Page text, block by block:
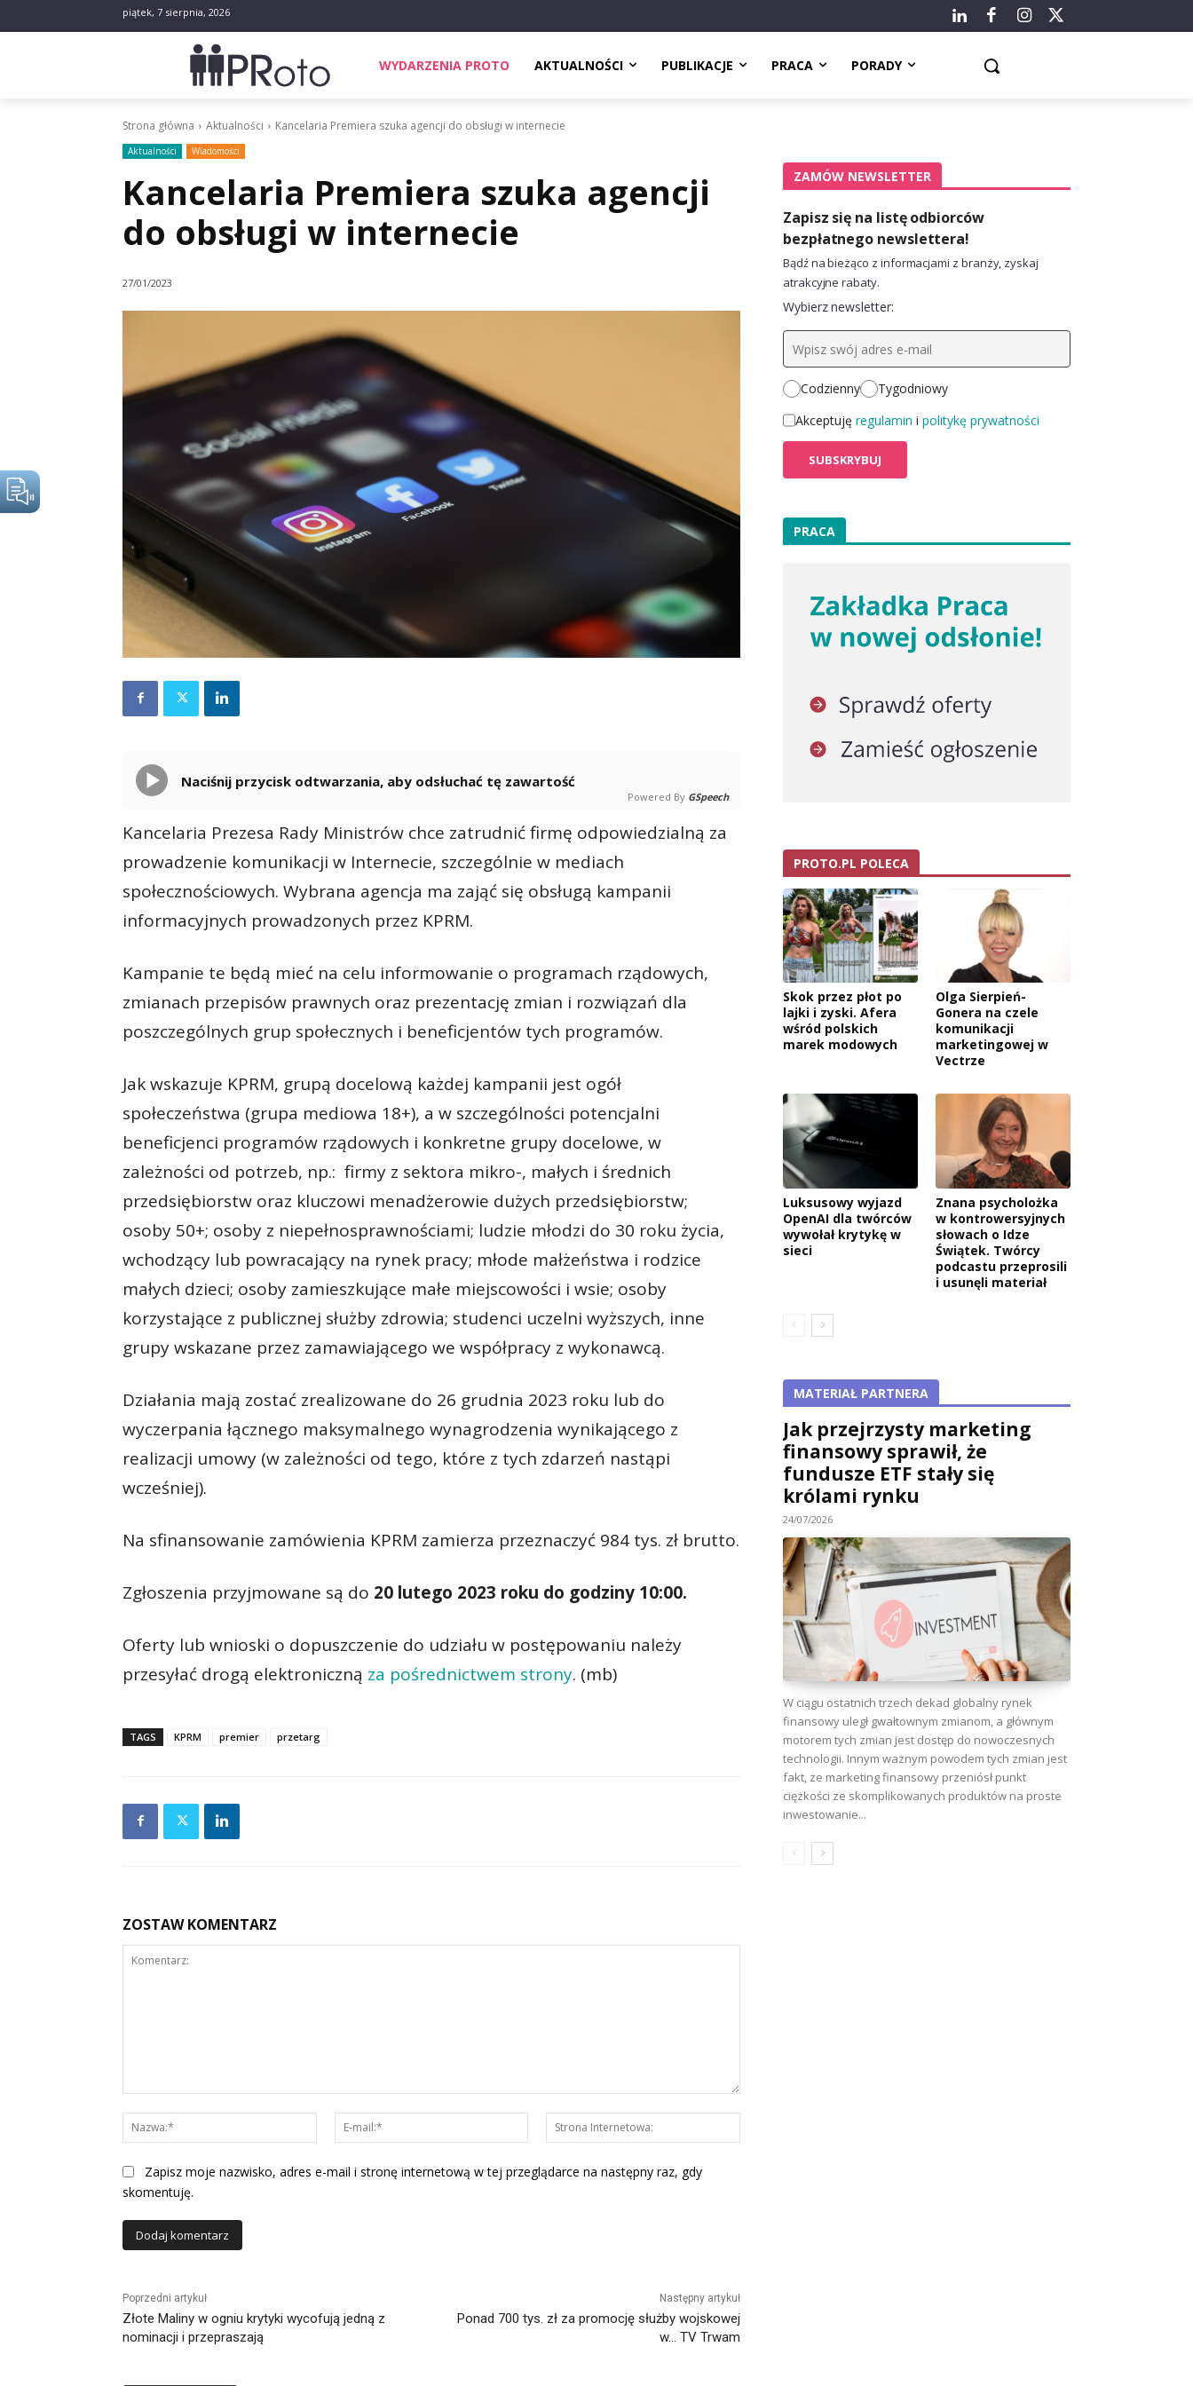
piątek, 7 sierpnia, 2026
WYDARZENIA PROTO AKTUALNOŚCI PUBLIKACJE PRACA PORADY
Strona główna Aktualności Kancelaria Premiera szuka agencji do obsługi w internecie
Aktualności Wiadomości
Kancelaria Premiera szuka agencji
do obsługi w internecie
27/01/2023
Naciśnij przycisk odtwarzania, aby odsłuchać tę zawartość
Powered By GSpeech
Kancelaria Prezesa Rady Ministrów chce zatrudnić firmę odpowiedzialną za
prowadzenie komunikacji w Internecie, szczególnie w mediach
społecznościowych. Wybrana agencja ma zająć się obsługą kampanii
informacyjnych prowadzonych przez KPRM.
Kampanie te będą mieć na celu informowanie o programach rządowych,
zmianach przepisów prawnych oraz prezentację zmian i rozwiązań dla
poszczególnych grup społecznych i beneficjentów tych programów.
Jak wskazuje KPRM, grupą docelową każdej kampanii jest ogół
społeczeństwa (grupa mediowa 18+), a w szczególności potencjalni
beneficjenci programów rządowych i konkretne grupy docelowe, w
zależności od potrzeb, np.: firmy z sektora mikro-, małych i średnich
przedsiębiorstw oraz kluczowi menadżerowie dużych przedsiębiorstw;
osoby 50+; osoby z niepełnosprawnościami; ludzie młodzi do 30 roku życia,
wchodzący lub powracający na rynek pracy; młode małżeństwa i rodzice
małych dzieci; osoby zamieszkujące małe miejscowości i wsie; osoby
korzystające z publicznej służby zdrowia; studenci uczelni wyższych, inne
grupy wskazane przez zamawiającego we współpracy z wykonawcą.
Działania mają zostać zrealizowane do 26 grudnia 2023 roku lub do
wyczerpania łącznego maksymalnego wynagrodzenia wynikającego z
realizacji umowy (w zależności od tego, które z tych zdarzeń nastąpi
wcześniej).
Na sfinansowanie zamówienia KPRM zamierza przeznaczyć 984 tys. zł brutto.
Zgłoszenia przyjmowane są do 20 lutego 2023 roku do godziny 10:00.
Oferty lub wnioski o dopuszczenie do udziału w postępowaniu należy
przesyłać drogą elektroniczną za pośrednictwem strony. (mb)
TAGS KPRM premier przetarg
ZOSTAW KOMENTARZ
Nazwa:*
mail:*
Internetowa:
Zapisz moje nazwisko, adres e-mail i stronę internetową w tej przeglądarce na następny raz, gdy
skomentuję.
Poprzedni artykuł
Złote Maliny w ogniu krytyki wycofują jedną z
nominacji i przepraszają
Następny artykuł
Ponad 700 tys. zł za promocję służby wojskowej
w… TV Trwam
ZAMÓW NEWSLETTER
Zapisz się na listę odbiorców
bezpłatnego newslettera!
Bądź na bieżąco z informacjami z branży, zyskaj
atrakcyjne rabaty.
Wybierz newsletter:
Codzienny
Tygodniowy
Akceptuję regulamin i politykę prywatności
PRACA
PROTO.PL POLECA
Skok przez płot po
lajki i zyski. Afera
wśród polskich
marek modowych
Olga Sierpień-
Gonera na czele
komunikacji
marketingowej w
Vectrze
Luksusowy wyjazd
OpenAI dla twórców
wywołał krytykę w
sieci
Znana psycholożka
w kontrowersyjnych
słowach o Idze
Świątek. Twórcy
podcastu przeprosili
i usunęli materiał
MATERIAŁ PARTNERA
Jak przejrzysty marketing
finansowy sprawił, że
fundusze ETF stały się
królami rynku
24/07/2026
W ciągu ostatnich trzech dekad globalny rynek
finansowy uległ gwałtownym zmianom, a głównym
motorem tych zmian jest dostęp do nowoczesnych
technologii. Innym ważnym powodem tych zmian jest
fakt, że marketing finansowy przeniósł punkt
ciężkości ze skomplikowanych produktów na proste
inwestowanie...